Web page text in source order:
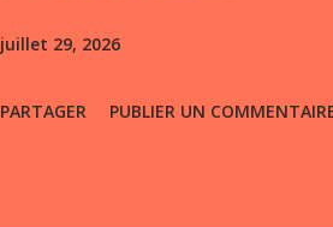
juillet 29, 2026
PARTAGER PUBLIER UN